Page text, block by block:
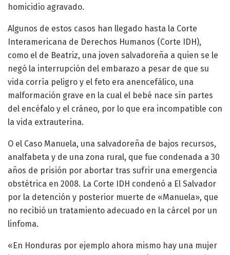
homicidio agravado.
Algunos de estos casos han llegado hasta la Corte
Interamericana de Derechos Humanos (Corte IDH),
como el de Beatriz, una joven salvadoreña a quien se le
negó la interrupción del embarazo a pesar de que su
vida corría peligro y el feto era anencefálico, una
malformación grave en la cual el bebé nace sin partes
del encéfalo y el cráneo, por lo que era incompatible con
la vida extrauterina.
O el Caso Manuela, una salvadoreña de bajos recursos,
analfabeta y de una zona rural, que fue condenada a 30
años de prisión por abortar tras sufrir una emergencia
obstétrica en 2008. La Corte IDH condenó a El Salvador
por la detención y posterior muerte de «Manuela», que
no recibió un tratamiento adecuado en la cárcel por un
linfoma.
«En Honduras por ejemplo ahora mismo hay una mujer